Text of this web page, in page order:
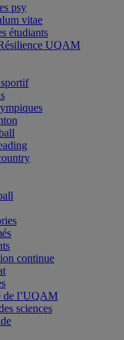
psy
vitae
étudiants
UQAM
continue
de l’UQAM
sciences